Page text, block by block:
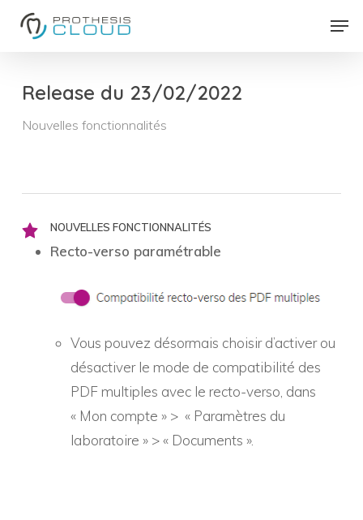
contentRelease du 23/02/2022
Nouvelles fonctionnalités
NOUVELLES FONCTIONNALITÉS
Recto-verso paramétrable
Vous pouvez désormais choisir d’activer ou
désactiver le mode de compatibilité des
PDF multiples avec le recto-verso, dans
« Mon compte » > « Paramètres du
laboratoire » > « Documents ».